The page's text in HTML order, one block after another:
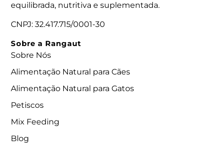
equilibrada, nutritiva e suplementada.
CNPJ: 32.417.715/0001-30
Sobre a Rangaut
Sobre Nós
Alimentação Natural para Cães
Alimentação Natural para Gatos
Petiscos
Mix Feeding
Blog